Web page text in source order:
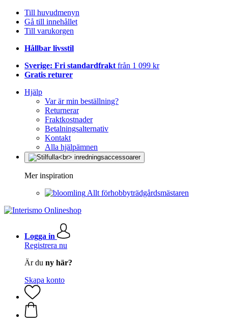
Till huvudmenyn
Gå till innehållet
Till varukorgen
Hållbar livsstil
Sverige: Fri standardfrakt från 1 099 kr
Gratis returer
Hjälp
Var är min beställning?
Returnerar
Fraktkostnader
Betalningsalternativ
Kontakt
Alla hjälpämnen
Mer inspiration
Allt förhobbyträdgårdsmästaren
Logga in
Registrera nu
Är du ny här?
Skapa konto